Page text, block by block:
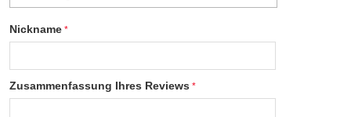
Nickname
Zusammenfassung Ihres Reviews